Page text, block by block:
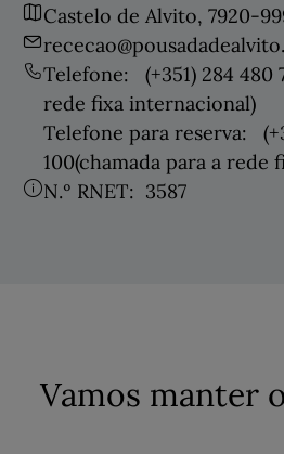
Castelo de Alvito, 7920-
Telefone:
(+351) 284 480
rede fixa internacional)
Telefone para reserva:
100(chamada para a rede
N.º RNET: 3587
Vamos manter